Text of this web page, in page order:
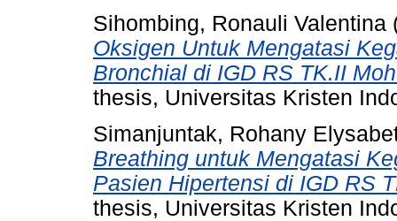
Sihombing, Ronauli Valentina
Oksigen Untuk Mengatasi
Bronchial di IGD RS TK.II
thesis, Universitas Kristen
Simanjuntak, Rohany
Breathing untuk Mengatasi
Pasien Hipertensi di IGD RS
thesis, Universitas Kristen